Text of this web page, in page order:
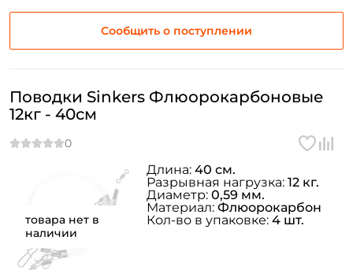
Сообщить о поступлении
товара нет в
наличии
Поводки Sinkers Флюорокарбоновые
12кг - 40см
Длина: 40 см.
Разрывная нагрузка: 12 кг.
Диаметр: 0,59 мм.
Материал: Флюорокарбон
Кол-во в упаковке: 4 шт.